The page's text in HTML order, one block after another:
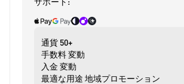
通貨 50+
手数料変動
入金 変動
最適な用途 地域プロモーション